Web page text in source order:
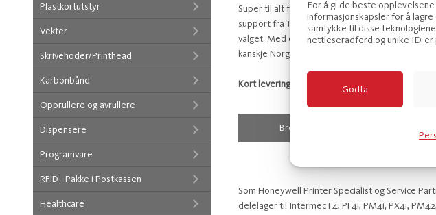
Plastkortutstyr
Vekter
Skrivehoder/Printhead
Karbonbånd
Opprullere og avrullere
Dispensere
Programvare
RFID - Pakke i Postkassen
Healthcare
Super til alt fra lager til produksjonslokale.
support fra TA Elektronikk i ryggen er du sikker
valget. Med over 30 års erfaring og som
kanskje Norges beste på Honeywell.
Kort leveringstid | Kontakt oss for priser.
Brosjyre
Som Honeywell Printer Specialist og Service
delelager til Intermec F4, PF4i, PM4i, PX4i,
For å gi de beste
informasjonskapsler for å
samtykke til disse
nettleseradferd og unike ID-
Godta